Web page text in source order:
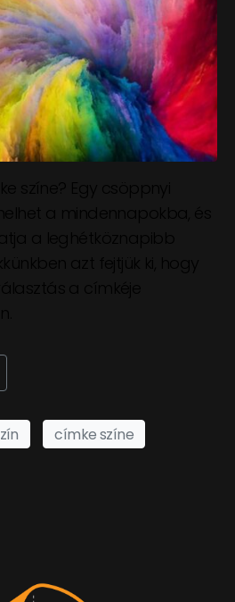
címke színe